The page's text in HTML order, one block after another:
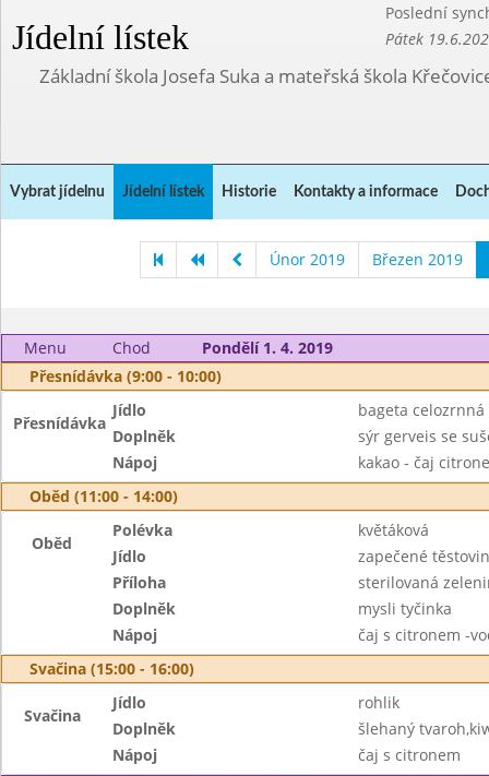
Jídelní lístek
Poslední
Pátek
Základní škola Josefa Suka a mateřská škola
Vybrat jídelnu Jídelní lístek Historie Kontakty a informace
Únor 2019 Březen 2019
Menu Chod
Pondělí 1. 4. 2019
Přesnídávka (9:00 - 10:00)
Přesnídávka
Jídlo
bageta celozrnná
Doplněk
sýr gerveis se
Nápoj
kakao - čaj
Oběd (11:00 - 14:00)
Oběd
Polévka
květáková
Jídlo
zapečené
Příloha
sterilovaná
Doplněk
mysli tyčinka
Nápoj
čaj s citronem -
Svačina (15:00 - 16:00)
Svačina
Jídlo
rohlik
Doplněk
šlehaný
Nápoj
čaj s citronem